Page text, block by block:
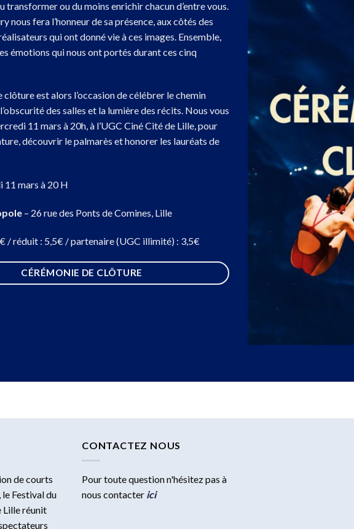
transformer ou du moins enrichir chacun d’entre vous.
nous fera l’honneur de sa présence, aux côtés des
qui ont donné vie à ces images. Ensemble,
émotions qui nous ont portés durant ces cinq
clôture est alors l’occasion de célébrer le chemin
des salles et la lumière des récits. Nous vous
11 mars à 20h, à l’UGC Ciné Cité de Lille, pour
découvrir le palmarès et honorer les lauréats de
11 mars à 20 H
– 26 rue des Ponts de Comines, Lille
/ réduit : 5,5€ / partenaire (UGC illimité) : 3,5€
CÉRÉMONIE DE CLÔTURE
de courts
Festival du
Lille réunit
CONTACTEZ NOUS
Pour toute question n'hésitez pas à
nous contacter ici